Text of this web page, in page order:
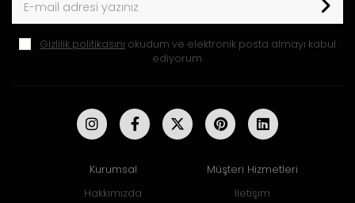
Gizlilik politikasını okudum ve elektronik posta almayı kabul
ediyorum.
Kurumsal
Hakkımızda
Müşteri Hizmetleri
İletişim